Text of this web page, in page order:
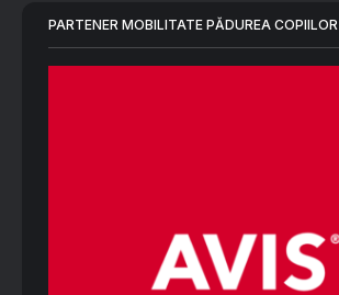
PARTENER MOBILITATE PĂDUREA COPIILOR